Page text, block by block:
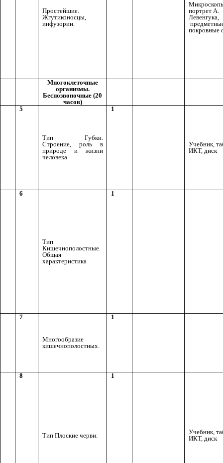
Простейшие.
Жгутиконосцы,
инфузории.
портрет А.
Левенгука,
покровные
Многоклеточные
организмы.
Беспозвоночные (20
часов)
5
Тип Губки.
Строение, роль в
природе и жизни
человека
1
Учебник,
ИКТ, диск
6
Тип
Кишечнополостные.
Общая
характеристика
1
7
Многообразие
кишечнополостных.
1
8
Тип Плоские черви.
1
Учебник,
ИКТ, диск